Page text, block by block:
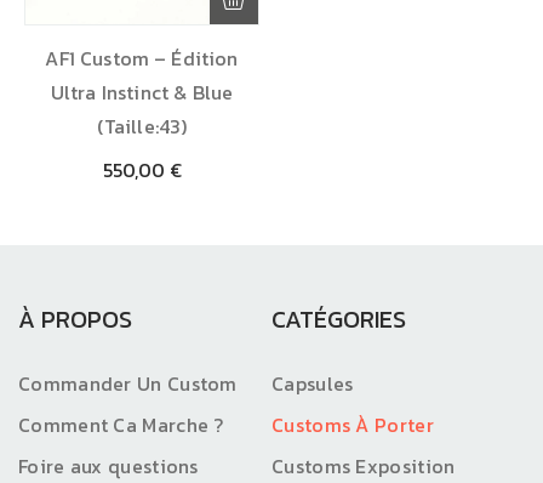
AF1 Custom – Édition
Ultra Instinct & Blue
(Taille:43)
550,00 €
À PROPOS
Commander Un Custom
Comment Ca Marche ?
Foire aux questions
CATÉGORIES
Capsules
Customs À Porter
Customs Exposition